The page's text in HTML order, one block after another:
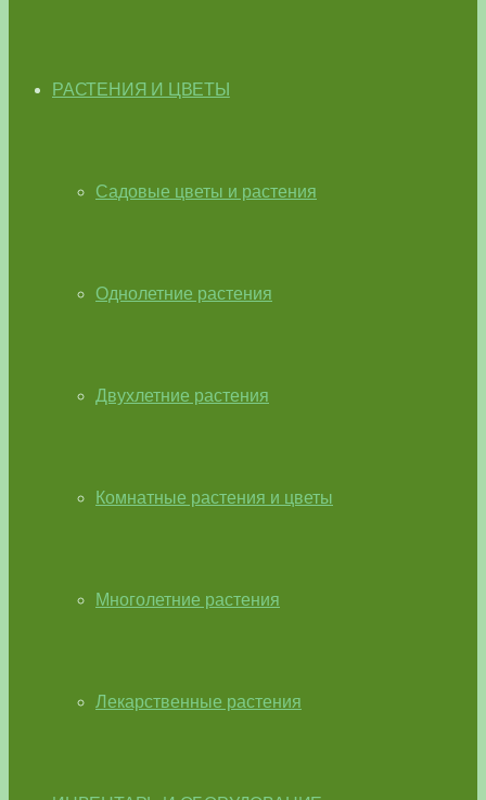
РАСТЕНИЯ И ЦВЕТЫ
Садовые цветы и растения
Однолетние растения
Двухлетние растения
Комнатные растения и цветы
Многолетние растения
Лекарственные растения